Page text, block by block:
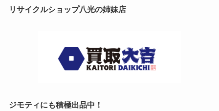
リサイクルショップ八光の姉妹店
ジモティにも積極出品中！